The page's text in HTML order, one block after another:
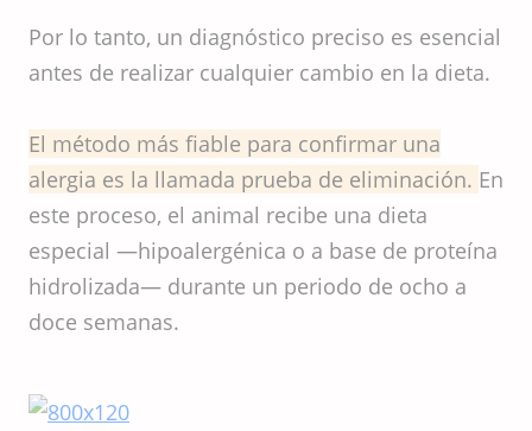
Por lo tanto, un diagnóstico preciso es esencial
antes de realizar cualquier cambio en la dieta.
El método más fiable para confirmar una
alergia es la llamada prueba de eliminación. En
este proceso, el animal recibe una dieta
especial —hipoalergénica o a base de proteína
hidrolizada— durante un periodo de ocho a
doce semanas.